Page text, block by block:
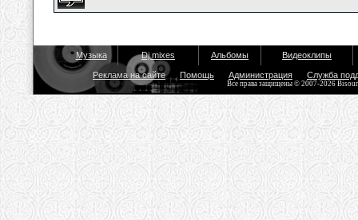
Музыка Dj mixes Альбомы Видеоклипы
Реклама на сайте Помощь Администрация Служба
Все права защищены © 2007-2026